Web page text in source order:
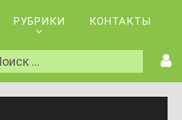
РУБРИКИ КОНТАКТЫ